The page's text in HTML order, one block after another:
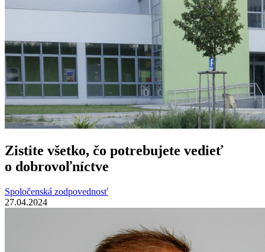
Zistite všetko, čo potrebujete vedieť
o dobrovoľníctve
Spoločenská zodpovednosť
27.04.2024